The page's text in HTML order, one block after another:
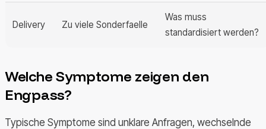
Delivery Zu viele Sonderfaelle
Was muss
standardisiert werden?
Welche Symptome zeigen den
Engpass?
Typische Symptome sind unklare Anfragen, wechselnde